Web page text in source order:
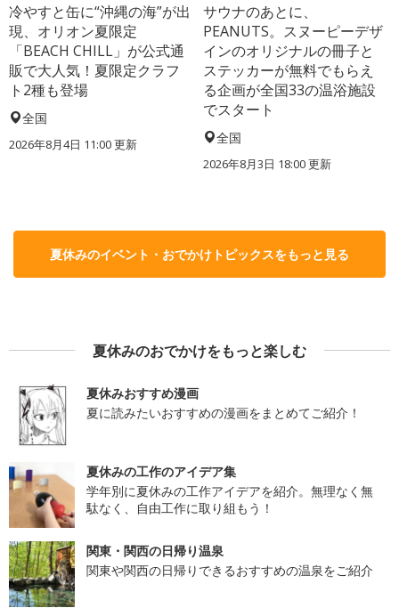
冷やすと缶に“沖縄の海”が出
現、オリオン夏限定
「BEACH CHILL」が公式通
販で大人気！夏限定クラフ
ト2種も登場
全国
2026年8月4日 11:00更新
サウナのあとに、
PEANUTS。スヌーピーデザ
インのオリジナルの冊子と
ステッカーが無料でもらえ
る企画が全国33の温浴施設
でスタート
全国
2026年8月3日 18:00更新
夏休みのイベント・おでかけトピックスをもっと見る
夏休みのおでかけをもっと楽しむ
夏休みおすすめ漫画
夏に読みたいおすすめの漫画をまとめてご紹介！
夏休みの工作のアイデア集
学年別に夏休みの工作アイデアを紹介。無理なく無
駄なく、自由工作に取り組もう！
関東・関西の日帰り温泉
関東や関西の日帰りできるおすすめの温泉をご紹介